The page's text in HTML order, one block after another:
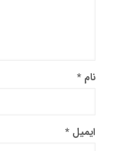
نام *
ایمیل *